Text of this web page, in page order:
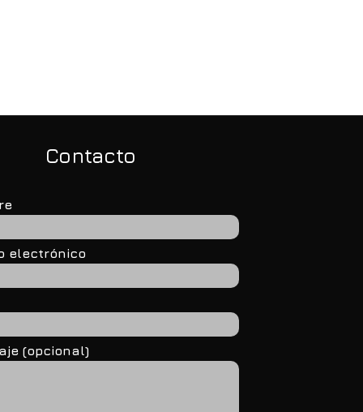
Contacto
electrónico
(opcional)